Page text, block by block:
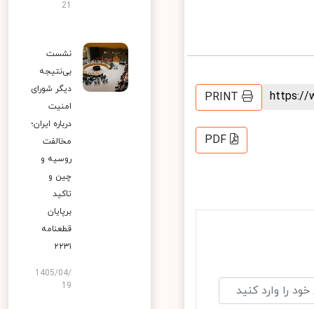
PRINT
PDF
نشست
بی‌نتیجه
دیگر شورای
امنیت
درباره ایران؛
مخالفت
روسیه و
چین و
تاکید
برپایان
قطعنامه
۲۲۳۱
1405/04/
19